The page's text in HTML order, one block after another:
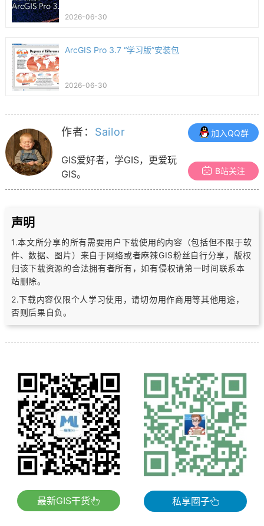
2026-06-30
ArcGIS Pro 3.7 “学习版”安装包
2026-06-30
作者： Sailor
GIS爱好者，学GIS，更爱玩
GIS。
加入QQ群
B站关注
声明
1.本文所分享的所有需要用户下载使用的内容（包括但不限于软
件、数据、图片） 来自于网络或者麻辣GIS粉丝自行分享，版权
归该下载资源的合法拥有者所有，如有侵权请第一时间联系本
站删除。
2.下载内容仅限个人学习使用，请切勿用作商用等其他用途，
否则后果自负。
最新GIS干货 私享圈子